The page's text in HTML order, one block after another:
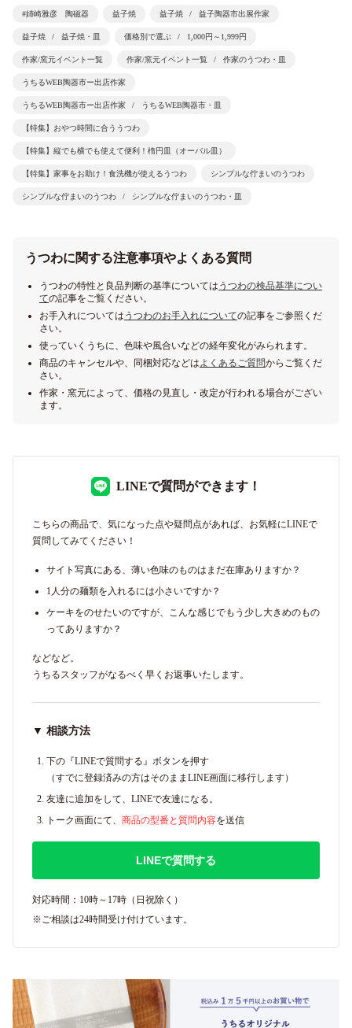
#姉崎雅彦 陶磁器 益子焼 益子焼 益子陶器市出展作家
益子焼 益子焼・皿 価格別で選ぶ 1,000円～1,999円
作家/窯元イベント一覧 作家/窯元イベント一覧 作家のうつわ・皿
うちるWEB陶器市ー出店作家
うちるWEB陶器市ー出店作家 うちるWEB陶器市・皿
【特集】おやつ時間に合ううつわ
【特集】縦でも横でも使えて便利！楕円皿（オーバル皿）
【特集】家事をお助け！食洗機が使えるうつわ シンプルな佇まいのうつわ
シンプルな佇まいのうつわ シンプルな佇まいのうつわ・皿
うつわに関する注意事項やよくある質問
うつわの特性と良品判断の基準については うつわの検品基準につい
ての記事をご覧ください。
お手入れについては うつわのお手入れについての記事をご参照くだ
さい。
使っていくうちに、色味や風合いなどの経年変化がみられます。
商品のキャンセルや、同梱対応などはよくあるご質問からご覧くだ
さい。
作家・窯元によって、価格の見直し・改定が行われる場合がござい
ます。
LINEで質問ができます！
こちらの商品で、気になった点や疑問点があれば、お気軽にLINEで
質問してみてください！
サイト写真にある、薄い色味のものはまだ在庫ありますか？
1人分の麺類を入れるには小さいですか？
ケーキをのせたいのですが、こんな感じでもう少し大きめのもの
ってありますか？
などなど。
うちるスタッフがなるべく早くお返事いたします。
▼ 相談方法
下の『LINEで質問する』ボタンを押す
（すでに登録済みの方はそのままLINE画面に移行します）
友達に追加をして、LINEで友達になる。
トーク画面にて、 商品の型番と質問内容を送信
LINEで質問する
対応時間：10時～17時（日祝除く）
※ご相談は24時間受け付けています。